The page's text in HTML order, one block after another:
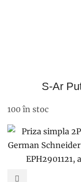
S-Ar
100 în stoc